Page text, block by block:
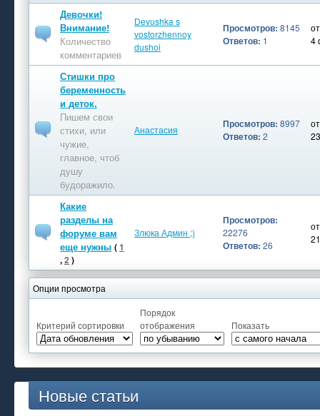
Девочки!
Внимание!
Количество
комментариев
Devushka s
vostorzhennoy
dushoi
Просмотров: 8145
Ответов: 1
4
Стишки про
беременность
и деток.
Пишем свои
стихи, или
чужие,
главное, чтоб
душу
будоражило.
Анастасия Просмотров: 8997
Ответов: 2
Какие
разделы на
форуме вам
еще нужны (1
,2 )
Злюка Админ ;)
Просмотров:
22276
Ответов: 26
Опции просмотра
Критерий сортировки
Порядок
отображения
Показать
Новые статьи